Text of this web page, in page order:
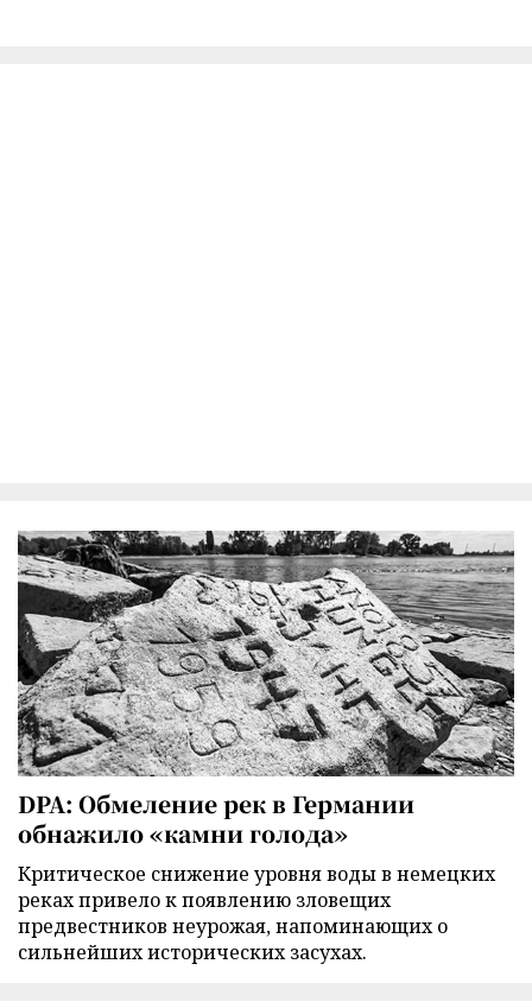
DPA: Обмеление рек в Германии
обнажило «камни голода»
Критическое снижение уровня воды в немецких
реках привело к появлению зловещих
предвестников неурожая, напоминающих о
сильнейших исторических засухах.